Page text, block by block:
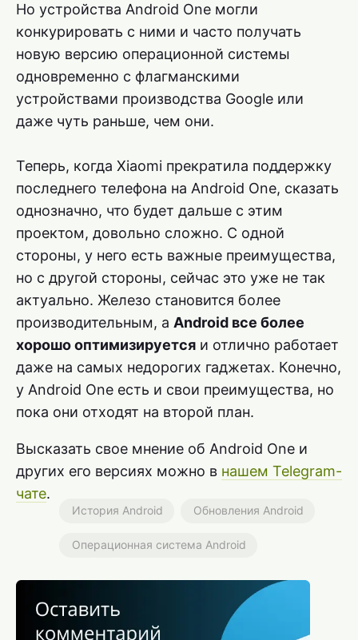
Но устройства Android One могли
конкурировать с ними и часто получать
новую версию операционной системы
одновременно с флагманскими
устройствами производства Google или
даже чуть раньше, чем они.
Теперь, когда Xiaomi прекратила поддержку
последнего телефона на Android One, сказать
однозначно, что будет дальше с этим
проектом, довольно сложно. С одной
стороны, у него есть важные преимущества,
но с другой стороны, сейчас это уже не так
актуально. Железо становится более
производительным, а Android все более
хорошо оптимизируется и отлично работает
даже на самых недорогих гаджетах. Конечно,
у Android One есть и свои преимущества, но
пока они отходят на второй план.
Высказать свое мнение об Android One и
других его версиях можно в нашем Telegram-
чате.
История Android Обновления Android
Операционная система Android